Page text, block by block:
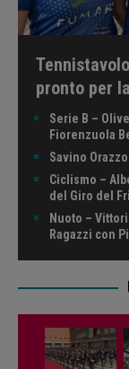
pronto per
Serie B –
Fiorenzuola
Savino
Ciclismo –
del Giro del
Nuoto –
Ragazzi con